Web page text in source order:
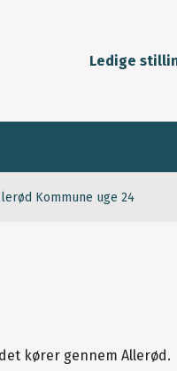
Ledige
Kommune uge 24
kører gennem Allerød.